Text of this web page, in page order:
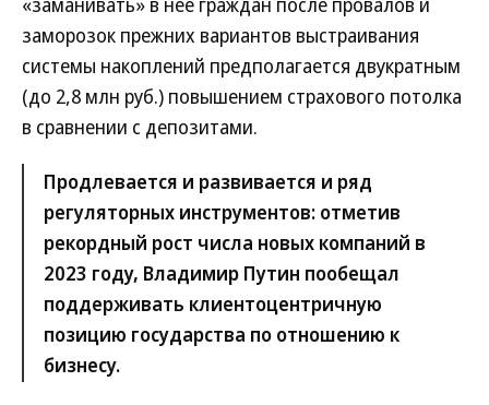
заморозок прежних вариантов выстраивания
системы накоплений предполагается двукратным
(до 2,8 млн руб.) повышением страхового потолка
в сравнении с депозитами.
Продлевается и развивается и ряд
регуляторных инструментов: отметив
рекордный рост числа новых компаний в
2023 году, Владимир Путин пообещал
поддерживать клиентоцентричную
позицию государства по отношению к
бизнесу.